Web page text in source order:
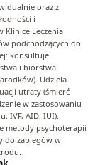
oraz z
i
Klinice Leczenia
podchodzących do
konsultuje
i biorstwa
Udziela
utraty (śmierć
w zastosowaniu
IVF, AID, IUI).
metody psychoterapii
do zabiegów w